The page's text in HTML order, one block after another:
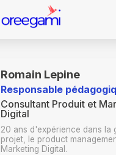
Romain Lepine
Responsable
Consultant Produit et
Digital
20 ans d'expérience dans la
projet, le product
Marketing Digital.